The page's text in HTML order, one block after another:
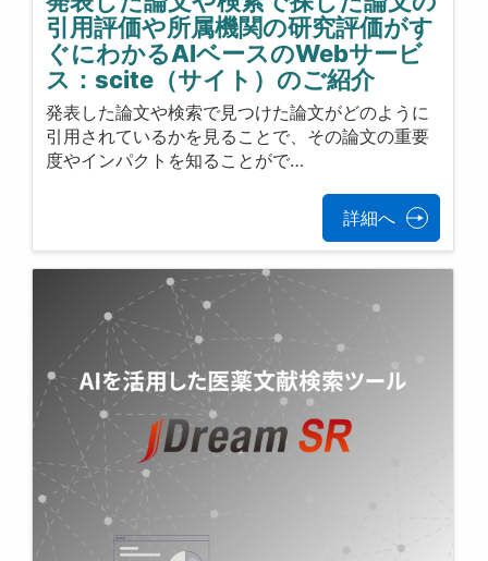
引用評価や所属機関の研究評価がす
ぐにわかるAIベースのWebサービ
ス：scite（サイト）のご紹介
発表した論文や検索で見つけた論文がどのように
引用されているかを見ることで、その論文の重要
度やインパクトを知ることがで…
詳細へ